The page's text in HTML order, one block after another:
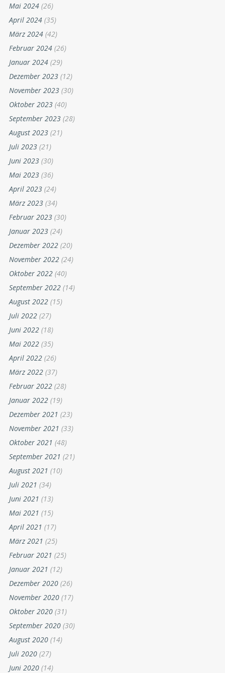
Mai 2024 (26)
April 2024 (35)
März 2024 (42)
Februar 2024 (26)
Januar 2024 (29)
Dezember 2023 (12)
November 2023 (30)
Oktober 2023 (40)
September 2023 (28)
August 2023 (21)
Juli 2023 (21)
Juni 2023 (30)
Mai 2023 (36)
April 2023 (24)
März 2023 (34)
Februar 2023 (30)
Januar 2023 (24)
Dezember 2022 (20)
November 2022 (24)
Oktober 2022 (40)
September 2022 (14)
August 2022 (15)
Juli 2022 (27)
Juni 2022 (18)
Mai 2022 (35)
April 2022 (26)
März 2022 (37)
Februar 2022 (28)
Januar 2022 (19)
Dezember 2021 (23)
November 2021 (33)
Oktober 2021 (48)
September 2021 (21)
August 2021 (10)
Juli 2021 (34)
Juni 2021 (13)
Mai 2021 (15)
April 2021 (17)
März 2021 (25)
Februar 2021 (25)
Januar 2021 (12)
Dezember 2020 (26)
November 2020 (17)
Oktober 2020 (31)
September 2020 (30)
August 2020 (14)
Juli 2020 (27)
Juni 2020 (14)